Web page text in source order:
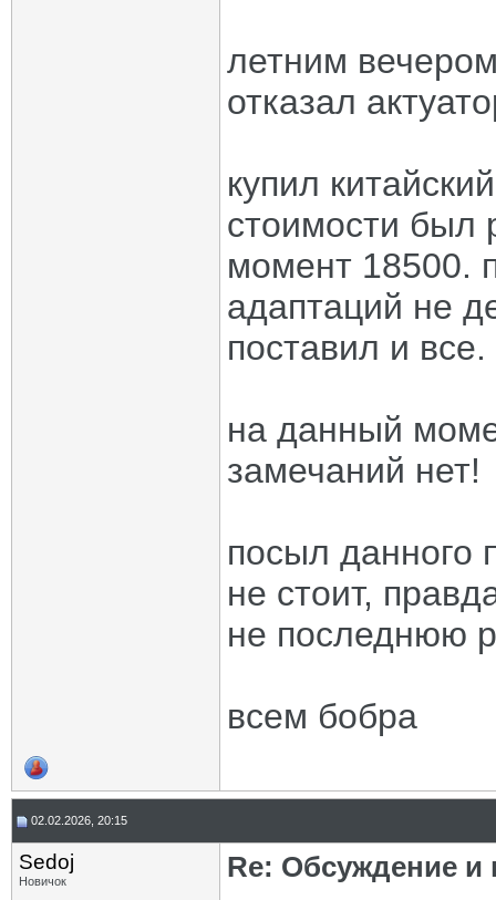
летним
отказал
купил
стоимости был
момент 18500.
адаптаций не
поставил и все.
на данный
замечаний нет!
посыл данного
не стоит,
не последнюю
всем бобра
02.02.2026, 20:15
Sedoj
Новичок
Re: Обсуждение